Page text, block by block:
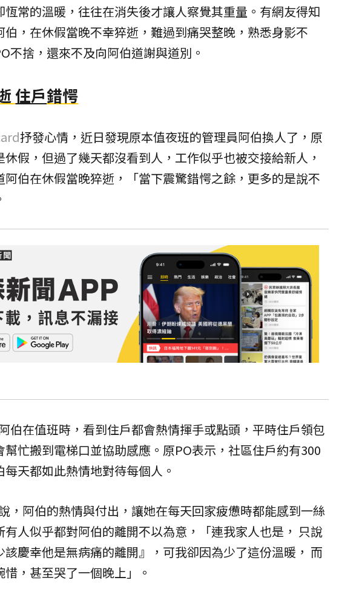
恆常的溫暖，往往在消失後才讓人察覺其重量。有網友得知
伯，在休假當晚不幸猝逝 ，難過到痛哭整晚，熟悉身影不
不捨，還來不及向阿伯道謝與道別。
住戶錯愕
抒發心情，近日發現原本值夜班的管理員阿伯換人了，原
休假，但過了幾天都沒看到人，工作似乎也被交接給新人，
阿伯在休假當晚猝逝，「當下震驚錯愕之餘，更多的是說不
伯在值班時，看到住戶都會熱情揮手或點頭，平時住戶領包
幫忙搬到電梯口並協助感應。原PO表示，社區住戶約有300
天都如此熱情地對待每個人。
，阿伯的熱情與付出，讓她在每天回家疲憊時都能感到一絲
有人似乎都對阿伯的離開不以為意，「連我家人也是， 只說
該慶幸他是無病痛的離開』，可我卻因為少了這份溫暖， 而
，甚至哭了一個晚上」。